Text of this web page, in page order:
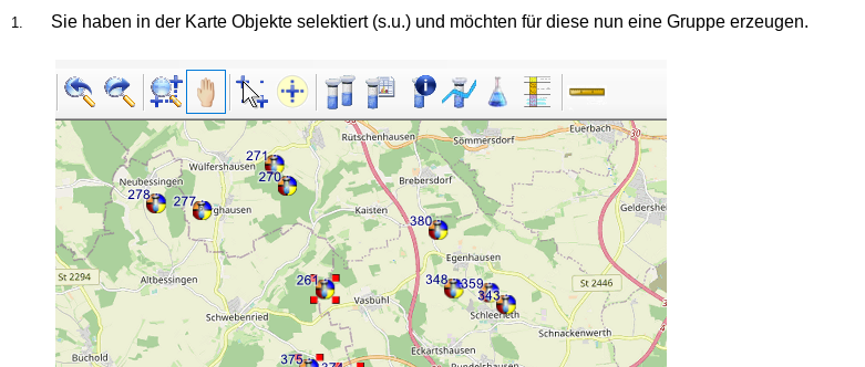
Sie haben in der Karte Objekte selektiert (s.u.) und möchten für diese nun eine Gruppe erzeugen.